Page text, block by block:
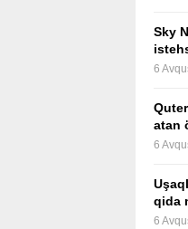
Sky
6
atan
6
qida
6